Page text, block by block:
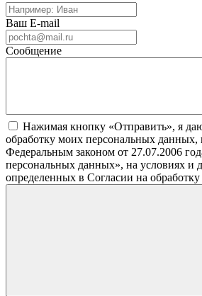
Ваш E-mail
Сообщение
Нажимая кнопку «Отправить», я даю
обработку моих персональных данных,
Федеральным законом от 27.07.2006
персональных данных», на условиях и
определенных в Согласии на